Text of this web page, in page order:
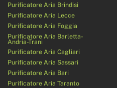
Purificatore Aria Brindisi
Purificatore Aria Lecce
Purificatore Aria Foggia
Purificatore Aria Barletta-
Andria-Trani
Purificatore Aria Cagliari
Purificatore Aria Sassari
Purificatore Aria Bari
Purificatore Aria Taranto